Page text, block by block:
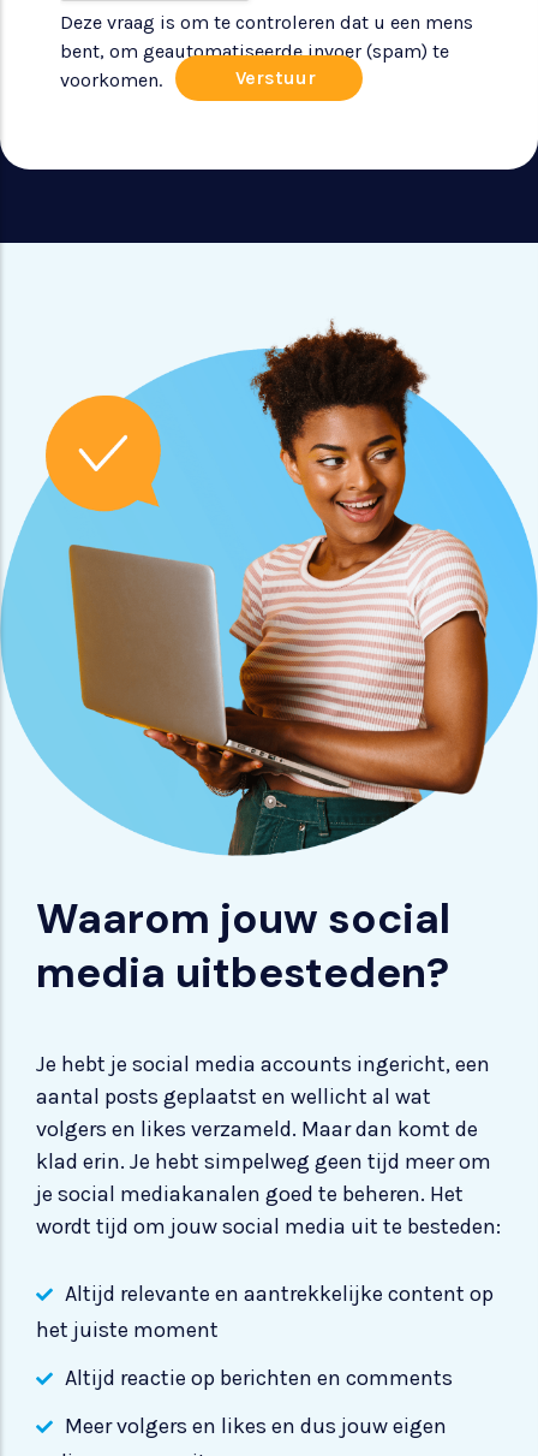
Deze vraag is om te controleren dat u een mens
bent, om geautomatiseerde invoer (spam) te
voorkomen.
Waarom jouw social
media uitbesteden?
Je hebt je social media accounts ingericht, een
aantal posts geplaatst en wellicht al wat
volgers en likes verzameld. Maar dan komt de
klad erin. Je hebt simpelweg geen tijd meer om
je social mediakanalen goed te beheren. Het
wordt tijd om jouw social media uit te besteden:
Altijd relevante en aantrekkelijke content op
het juiste moment
Altijd reactie op berichten en comments
Meer volgers en likes en dus jouw eigen